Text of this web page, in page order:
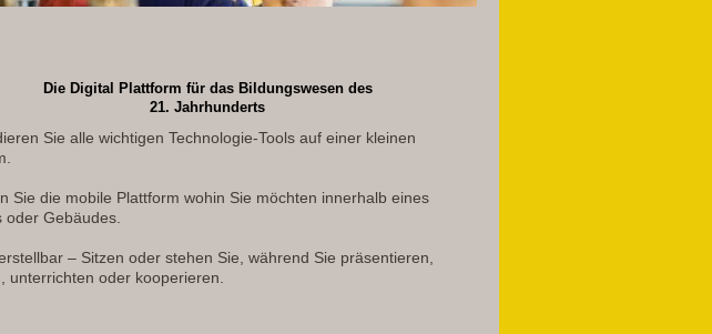
Die Digital Plattform für das Bildungswesen des
21. Jahrhunderts
Sie alle wichtigen Technologie-Tools auf einer kleinen
Sie die mobile Plattform wohin Sie möchten innerhalb eines
oder Gebäudes.
– Sitzen oder stehen Sie, während Sie präsentieren,
unterrichten oder kooperieren.